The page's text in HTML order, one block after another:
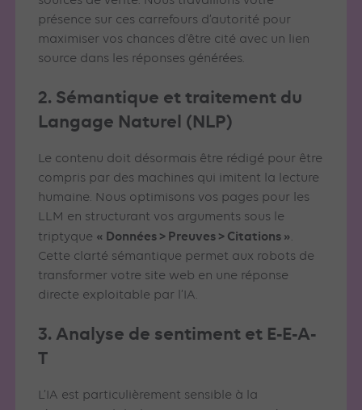
présence sur ces carrefours d’autorité pour
maximiser vos chances d’être cité avec un lien
source dans les réponses générées.
2. Sémantique et traitement du
Langage Naturel (NLP)
Le contenu doit désormais être rédigé pour être
compris par des machines qui imitent la lecture
humaine. Nous optimisons vos pages pour les
LLM en structurant vos arguments sous le
triptyque « Données > Preuves > Citations ».
Cette clarté sémantique permet aux robots de
transformer votre site web en une réponse
directe exploitable par l’IA.
3. Analyse de sentiment et E-E-A-
T
L’IA est particulièrement sensible à la